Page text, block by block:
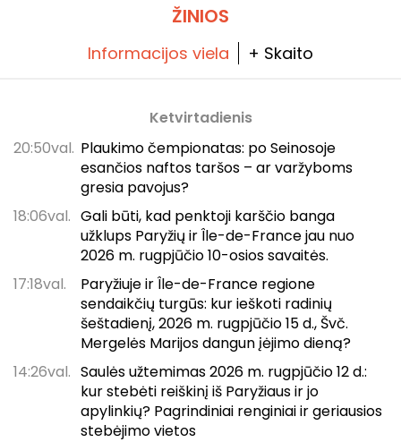
ŽINIOS
Informacijos viela + Skaito
Ketvirtadienis
20:50val. Plaukimo čempionatas: po Seinosoje
esančios naftos taršos – ar varžyboms
gresia pavojus?
18:06val. Gali būti, kad penktoji karščio banga
užklups Paryžių ir Île-de-France jau nuo
2026 m. rugpjūčio 10-osios savaitės.
17:18val.
Paryžiuje ir Île-de-France regione
sendaikčių turgūs: kur ieškoti radinių
šeštadienį, 2026 m. rugpjūčio 15 d., Švč.
Mergelės Marijos dangun įėjimo dieną?
14:26val. Saulės užtemimas 2026 m. rugpjūčio 12 d.:
kur stebėti reiškinį iš Paryžiaus ir jo
apylinkių? Pagrindiniai renginiai ir geriausios
stebėjimo vietos